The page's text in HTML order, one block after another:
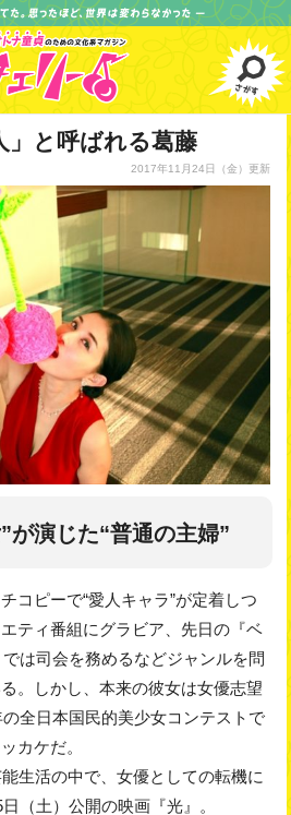
」と呼ばれる葛藤
2017年11月24日 （金）更新
が演じた“普通の主婦”
コピーで“愛人キャラ”が定着しつ
ティ番組にグラビア、先日の『ベ
は司会を務めるなどジャンルを問
。しかし、本来の彼女は女優志望
全日本国民的美少女コンテストで
カケだ。
生活の中で、女優としての転機に
（土）公開の映画『光』。